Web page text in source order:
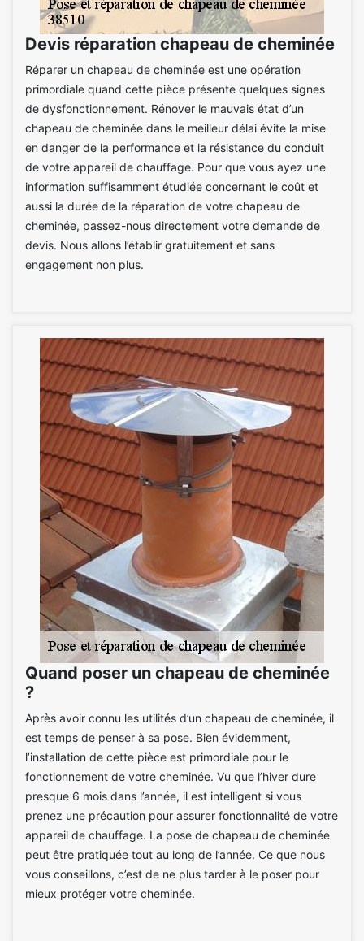
Devis réparation chapeau de cheminée
Réparer un chapeau de cheminée est une opération
primordiale quand cette pièce présente quelques signes
de dysfonctionnement. Rénover le mauvais état d’un
chapeau de cheminée dans le meilleur délai évite la mise
en danger de la performance et la résistance du conduit
de votre appareil de chauffage. Pour que vous ayez une
information suffisamment étudiée concernant le coût et
aussi la durée de la réparation de votre chapeau de
cheminée, passez-nous directement votre demande de
devis. Nous allons l’établir gratuitement et sans
engagement non plus.
Quand poser un chapeau de cheminée
?
Après avoir connu les utilités d’un chapeau de cheminée, il
est temps de penser à sa pose. Bien évidemment,
l’installation de cette pièce est primordiale pour le
fonctionnement de votre cheminée. Vu que l’hiver dure
presque 6 mois dans l’année, il est intelligent si vous
prenez une précaution pour assurer fonctionnalité de votre
appareil de chauffage. La pose de chapeau de cheminée
peut être pratiquée tout au long de l’année. Ce que nous
vous conseillons, c’est de ne plus tarder à le poser pour
mieux protéger votre cheminée.